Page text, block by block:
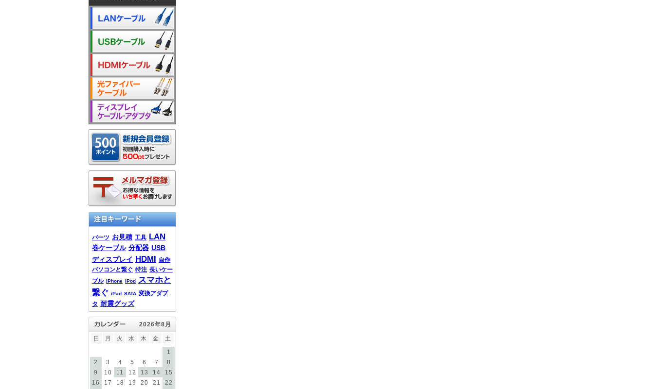
パーツ お見積 工具 LAN
巻ケーブル 分配器 USB
ディスプレイ HDMI 自作
パソコンと繋ぐ 特注 長いケー
ブル iPhone iPod スマホと
繋ぐ iPad SATA 変換アダプ
タ 耐震グッズ
2026年8月
日 月 火 水 木 金 土
1
2
3 4 5 6 7
8
9
10 11 12 13 14
15
16
17 18 19 20 21
22